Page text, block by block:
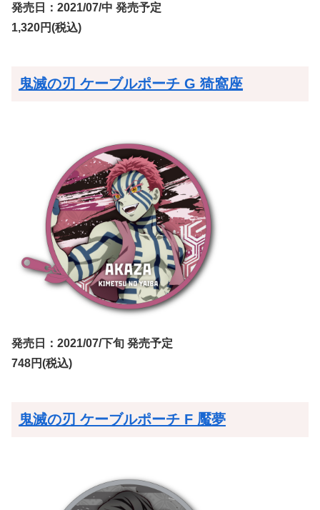
発売日：2021/07/中 発売予定
1,320円(税込)
鬼滅の刃 ケーブルポーチ G 猗窩座
発売日：2021/07/下旬 発売予定
748円(税込)
鬼滅の刃 ケーブルポーチ F 魘夢